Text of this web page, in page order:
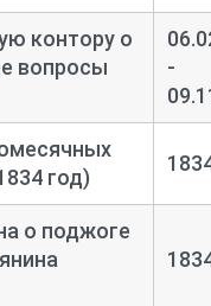
контору о
вопросы
-
год)
о поджоге